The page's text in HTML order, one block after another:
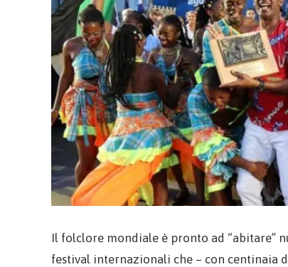
Il folclore mondiale è pronto ad “abitare”
festival internazionali che – con centinaia